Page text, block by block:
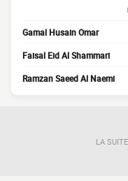
Gamal Husain Omar
Faisal Eid Al Shammari
Ramzan Saeed Al Naemi
LA